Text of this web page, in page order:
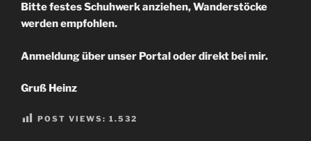
Bitte festes Schuhwerk anziehen, Wanderstöcke
werden empfohlen.
Anmeldung über unser Portal oder direkt bei mir.
Gruß Heinz
POST VIEWS: 1.532